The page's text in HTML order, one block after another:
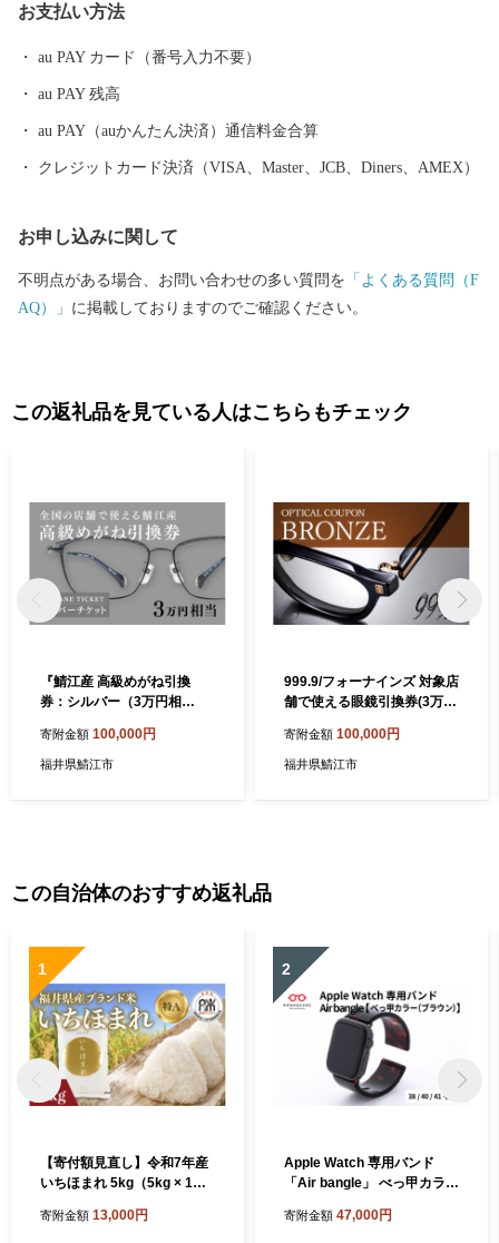
市はものづくり分野を中心に内発的に発展し、成長を遂げてきた
役になれる地域風土にあります。 今後、鯖江市が50年後、100年
後と将来にわたって成長力を確保し、持続可能なまちづくりを進
め、「誰一人取り残さない」社会の実現を目指し、「持続可能な
体、大学等と協働で一丸となって取り組みます。 お客様からいた
供及び鯖江市のふるさと納税に関する情報提供のために使用させ
したら、ふるさと納税担当(furusato-sabae@soe.or.jp)までご連絡く
ださい。
お支払い方法
au PAY カード（番号入力不要）
au PAY 残高
au PAY（auかんたん決済）通信料金合算
クレジットカード決済（VISA、Master、JCB、Diners、AMEX）
お申し込みに関して
不明点がある場合、お問い合わせの多い質問を 「よくある質問（F
AQ）」 に掲載しておりますのでご確認ください。
この返礼品を見ている人はこちらもチェック
『鯖江産 高級めがね引換
券：シルバー（3万円相
ね メガネ 引換券 引き換え券
チケット ギフト サングラス t
寄附金額 100,000円
福井県鯖江市
999.9/フォーナインズ 対象店
舗で使える眼鏡引換券(3万円
江産めがね 引換券 チケ
ット 高級眼鏡 高級めが
寄附金額 100,000円
福井県鯖江市
この自治体のおすすめ返礼品
1
【寄付額見直し】令和7年産
いちほまれ 5kg（5kg × 1
米 白米 小分け 便利 ごはん
寄附金額 13,000円
2
Apple Watch 専用バンド
「Air bangle」 べっ甲カラー
デル）[E-03413] / 日本製 お
寄附金額 47,000円